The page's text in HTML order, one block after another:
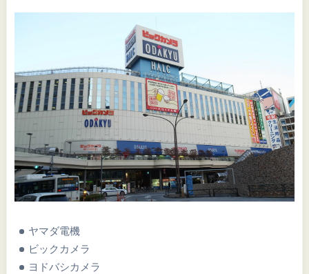
ヤマダ電機
ビックカメラ
ヨドバシカメラ